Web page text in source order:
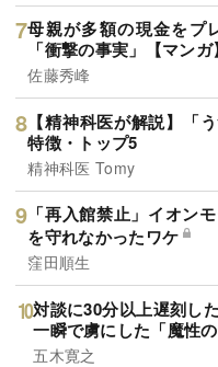
母親が多額の現金をプ
「衝撃の事実」【マンガ
佐藤秀峰
【精神科医が解説】「
特徴・トップ5
精神科医 Tomy
「再入館禁止」イオン
を守れなかったワケ
窪田順生
対談に30分以上遅刻し
一瞬で虜にした「魔性
五木寛之